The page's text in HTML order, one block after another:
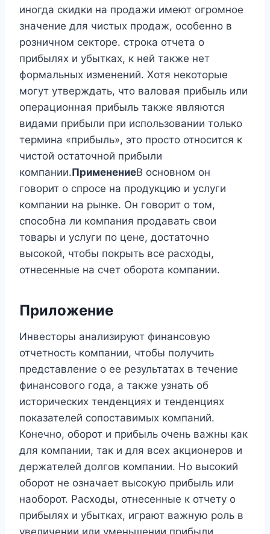
иногда скидки на продажи имеют огромное
значение для чистых продаж, особенно в
розничном секторе. строка отчета о
прибылях и убытках, к ней также нет
формальных изменений. Хотя некоторые
могут утверждать, что валовая прибыль или
операционная прибыль также являются
видами прибыли при использовании только
термина «прибыль», это просто относится к
чистой остаточной прибыли
компании.ПрименениеВ основном он
говорит о спросе на продукцию и услуги
компании на рынке. Он говорит о том,
способна ли компания продавать свои
товары и услуги по цене, достаточно
высокой, чтобы покрыть все расходы,
отнесенные на счет оборота компании.
Приложение
Инвесторы анализируют финансовую
отчетность компании, чтобы получить
представление о ее результатах в течение
финансового года, а также узнать об
исторических тенденциях и тенденциях
показателей сопоставимых компаний.
Конечно, оборот и прибыль очень важны как
для компании, так и для всех акционеров и
держателей долгов компании. Но высокий
оборот не означает высокую прибыль или
наоборот. Расходы, отнесенные к отчету о
прибылях и убытках, играют важную роль в
увеличении или уменьшении прибыли